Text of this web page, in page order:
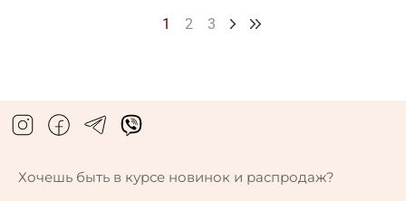
1 2 3
Хочешь быть в курсе новинок и распродаж?